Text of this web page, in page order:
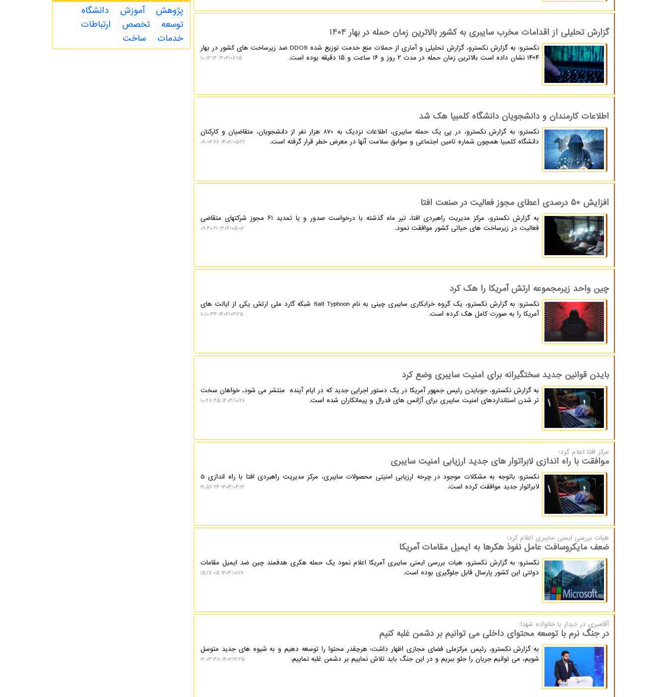
گزارش تحلیلی از اقدامات مخرب سایبری به کشور بالاترین زمان حمله در بهار 1404
نکسترو: به گزارش نکسترو، گزارش تحلیلی و آماری از حملات منع خدمت توزیع شده DDOS ضد زیرساخت های کشور در بهار
۱۴۰۴ نشان داده است بالاترین زمان حمله در مدت ۲ روز و ۱۶ ساعت و ۱۵ دقیقه بوده است.
۱۴۰۴/۰۶/۱۵ ۱۰:۱۳:۱۴
اطلاعات کارمندان و دانشجویان دانشگاه کلمبیا هک شد
نکسترو: به گزارش نکسترو، در پی یک حمله سایبری، اطلاعات نزدیک به 870 هزار نفر از دانشجویان، متقاضیان و کارکنان
دانشگاه کلمبیا همچون شماره تامین اجتماعی و سوابق سلامت آنها در معرض خطر قرار گرفته است.
۱۴۰۴/۰۵/۲۲ ۰۹:۰۴:۲۶
افزایش ۵۰ درصدی اعطای مجوز فعالیت در صنعت افتا
به گزارش نکسترو، مرکز مدیریت راهبردی افتا، تیر ماه گذشته با درخواست صدور و یا تمدید ۶۱ مجوز شرکتهای متقاضی
فعالیت در زیرساخت های حیاتی کشور موافقت نمود.
۱۴۰۴/۰۵/۰۶ ۰۹:۴۰:۲۱
چین واحد زیرمجموعه ارتش آمریکا را هک کرد
نکسترو: به گزارش نکسترو، یک گروه خرابکاری سایبری چینی به نام Salt Typhoon شبکه گارد ملی ارتش یکی از ایالت های
آمریکا را به صورت کامل هک کرده است.
۱۴۰۴/۰۴/۲۵ ۱۱:۱۰:۳۴
بایدن قوانین جدید سختگیرانه برای امنیت سایبری وضع کرد
به گزارش نکسترو، جوبایدن رئیس جمهور آمریکا در یک دستور اجرایی جدید که در ایام آینده منتشر می شود، خواهان سخت
تر شدن استانداردهای امنیت سایبری برای آژانس های فدرال و پیمانکاران شده است.
۱۴۰۳/۱۰/۲۶ ۱۰:۴۸:۴۵
مركز افتا اعلام كرد؛
موافقت با راه اندازی لابراتوار های جدید ارزیابی امنیت سایبری
نکسترو: باتوجه به مشکلات موجود در چرخه ارزیابی امنیتی محصولات سایبری، مرکز مدیریت راهبردی افتا با راه اندازی 5
لابراتوار جدید موافقت کرده است.
۱۴۰۳/۰۴/۱۴ ۱۹:۵۶:۲۴
هیات بررسی ایمنی سایبری اعلام كرد؛
ضعف مایکروسافت عامل نفوذ هکرها به ایمیل مقامات آمریکا
نکسترو: به گزارش نکسترو، هیات بررسی ایمنی سایبری آمریکا اعلام نمود یک حمله هکری هدفمند چین ضد ایمیل مقامات
دولتی این کشور پارسال قابل جلوگیری بوده است.
۱۴۰۳/۰۱/۱۷ ۱۵:۱۷:۰۵
آقامیری در دیدار با خانواده شهدا:
در جنگ نرم با توسعه محتوای داخلی می توانیم بر دشمن غلبه کنیم
به گزارش نکسترو، رئیس مرکزملی فضای مجازی اظهار داشت: هرچقدر محتوا را توسعه دهیم و به شیوه های جدید متوسل
شویم، می توانیم جریان را جلو ببریم و در این جنگ باید تلاش نماییم بر دشمن غلبه نماییم.
۱۴۰۲/۱۲/۲۵ ۱۲:۰۳:۳۸
پژوهش آموزش
دانشگاه
توسعه
تخصص
ارتباطات
خدمات
ساخت